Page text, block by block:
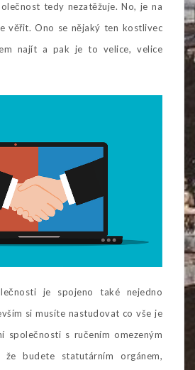
tedy nezatěžuje. No, je na
věřit. Ono se nějaký ten kostlivec
najít a pak je to velice, velice
je spojeno také nejedno
si musíte nastudovat co vše je
společnosti s ručením omezeným
že budete statutárním orgánem,